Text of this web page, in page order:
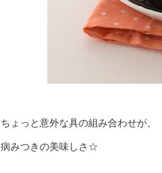
ちょっと意外な具の組み合わせが、
病みつきの美味しさ☆